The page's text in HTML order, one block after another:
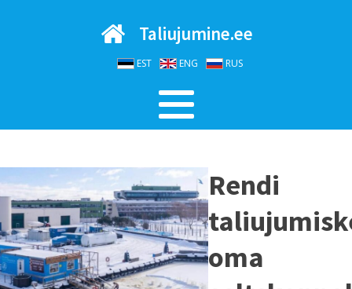
Taliujumine.ee
EST ENG RUS
Rendi
oma